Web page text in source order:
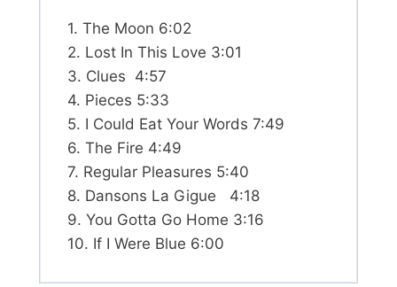
1. The Moon 6:02
2. Lost In This Love 3:01
3. Clues 4:57
4. Pieces 5:33
5. I Could Eat Your Words 7:49
6. The Fire 4:49
7. Regular Pleasures 5:40
8. Dansons La Gigue 4:18
9. You Gotta Go Home 3:16
10. If I Were Blue 6:00